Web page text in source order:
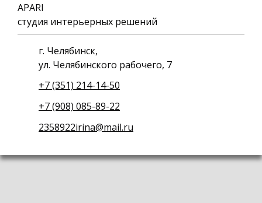
APARI
студия интерьерных решений
г. Челябинск,
ул. Челябинского рабочего, 7
+7 (351) 214-14-50
+7 (908) 085-89-22
2358922irina@mail.ru